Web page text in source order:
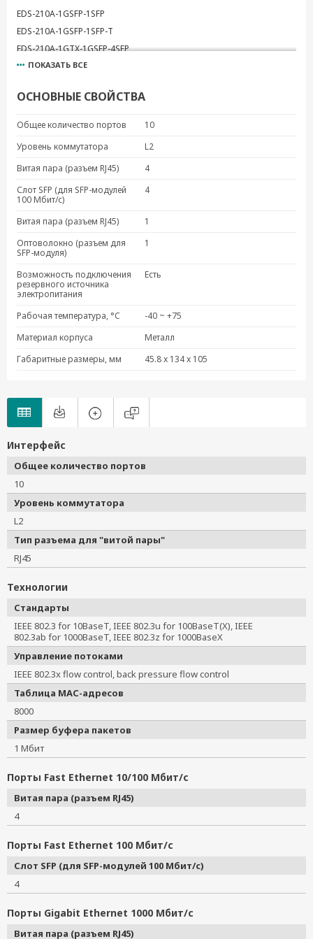
EDS-210A-1GSFP-1SFP
EDS-210A-1GSFP-1SFP-T
EDS-210A-1GTX-1GSFP-4SFP
ПОКАЗАТЬ ВСЕ
ОСНОВНЫЕ СВОЙСТВА
Общее количество портов
10
Уровень коммутатора
L2
Витая пара (разъем RJ45)
4
Слот SFP (для SFP-модулей
100 Мбит/с)
4
Витая пара (разъем RJ45)
1
Оптоволокно (разъем для
SFP-модуля)
1
Возможность подключения
резервного источника
электропитания
Есть
Рабочая температура, °C
-40 ~ +75
Материал корпуса
Металл
Габаритные размеры, мм
45.8 x 134 x 105
Интерфейс
Общее количество портов
10
Уровень коммутатора
L2
Тип разъема для "витой пары"
RJ45
Технологии
Стандарты
IEEE 802.3 for 10BaseT, IEEE 802.3u for 100BaseT(X), IEEE
802.3ab for 1000BaseT, IEEE 802.3z for 1000BaseX
Управление потоками
IEEE 802.3x flow control, back pressure flow control
Таблица MAC-адресов
8000
Размер буфера пакетов
1 Мбит
Порты Fast Ethernet 10/100 Мбит/с
Витая пара (разъем RJ45)
4
Порты Fast Ethernet 100 Мбит/с
Слот SFP (для SFP-модулей 100 Мбит/с)
4
Порты Gigabit Ethernet 1000 Мбит/с
Витая пара (разъем RJ45)